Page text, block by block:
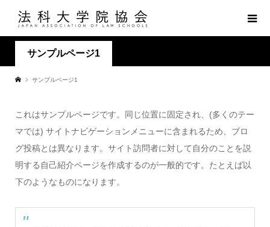
サンプルページ1
サンプルページ1
これはサンプルページです。同じ位置に固定され、(多くのテー
マでは) サイトナビゲーションメニューに含まれるため、ブロ
グ投稿とは異なります。サイト訪問者に対して自分のことを説
明する自己紹介ページを作成するのが一般的です。たとえば以
下のようなものになります。